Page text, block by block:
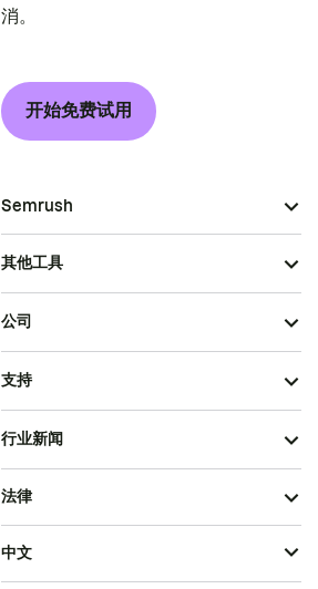
消。
开始免费试用
Semrush
其他工具
公司
支持
行业新闻
法律
中文